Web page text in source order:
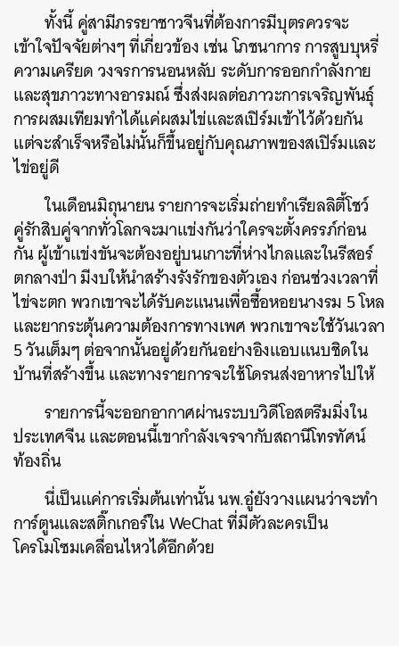
ทั้งนี้ คู่สามีภรรยาชาวจีนที่ต้องการมีบุตรควรจะ
เข้าใจปัจจัยต่างๆ ที่เกี่ยวข้อง เช่น โภชนาการ การสูบบุหรี่
ความเครียด วงจรการนอนหลับ ระดับการออกกำลังกาย
และสุขภาวะทางอารมณ์ ซึ่งส่งผลต่อภาวะการเจริญพันธุ์
การผสมเทียมทำได้แค่ผสมไข่และสเปิร์มเข้าไว้ด้วยกัน
แต่จะสำเร็จหรือไม่นั้นก็ขึ้นอยู่กับคุณภาพของสเปิร์มและ
ไข่อยู่ดี
ในเดือนมิถุนายน รายการจะเริ่มถ่ายทำเรียลลิตี้โชว์
คู่รักสิบคู่จากทั่วโลกจะมาแข่งกันว่าใครจะตั้งครรภ์ก่อน
กัน ผู้เข้าแข่งขันจะต้องอยู่บนเกาะที่ห่างไกลและในรีสอร์
ตกลางป่า มีงบให้นำสร้างรังรักของตัวเอง ก่อนช่วงเวลาที่
ไข่จะตก พวกเขาจะได้รับคะแนนเพื่อซื้อหอยนางรม 5 โหล
และยากระตุ้นความต้องการทางเพศ พวกเขาจะใช้วันเวลา
5 วันเต็มๆ ต่อจากนั้นอยู่ด้วยกันอย่างอิงแอบแนบชิดใน
บ้านที่สร้างขึ้น และทางรายการจะใช้โดรนส่งอาหารไปให้
รายการนี้จะออกอากาศผ่านระบบวิดีโอสตรีมมิ่งใน
ประเทศจีน และตอนนี้เขากำลังเจรจากับสถานีโทรทัศน์
ท้องถิ่น
นี่เป็นแค่การเริ่มต้นเท่านั้น นพ.อู๋ยังวางแผนว่าจะทำ
การ์ตูนและสติ๊กเกอร์ใน WeChat ที่มีตัวละครเป็น
โครโมโซมเคลื่อนไหวได้อีกด้วย